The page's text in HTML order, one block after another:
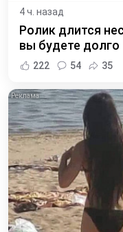
4 ч. назад
Ролик длится
вы будете долго
222 54 35